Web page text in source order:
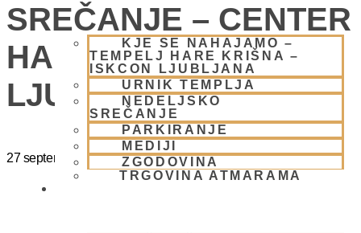
KJE SE NAHAJAMO –
TEMPELJ HARE KRIŠNA –
ISKCON LJUBLJANA
URNIK TEMPLJA
NEDELJSKO
SREČANJE
PARKIRANJE
MEDIJI
ZGODOVINA
TRGOVINA ATMARAMA
SREČANJE – CENTER
HARE KRIŠNA
LJUBLJANA
27 septembra @15:00 -20:00